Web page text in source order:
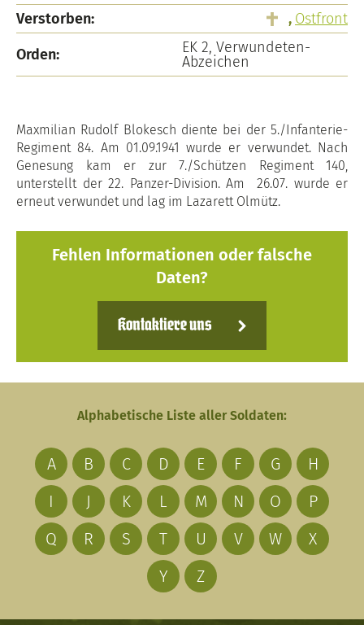
Verstorben:
, Ostfront
Orden:
EK 2, Verwundeten-
Abzeichen
Maxmilian Rudolf Blokesch diente bei der 5./Infanterie-
Regiment 84. Am 01.09.1941 wurde er verwundet. Nach
Genesung kam er zur 7./Schützen Regiment 140,
unterstellt der 22. Panzer-Division. Am 26.07. wurde er
erneut verwundet und lag im Lazarett Olmütz.
Fehlen Informationen oder falsche
Daten?
Kontaktiere uns
Alphabetische Liste aller Soldaten:
A B C D E F G
H
I
J K L M N O
P
Q
R S T U V W
X
Y
Z